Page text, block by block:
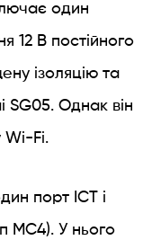
один
12 В постійного
ізоляцію та
SG05. Однак він
Wi-Fi.
порт ICT і
MC4). У нього